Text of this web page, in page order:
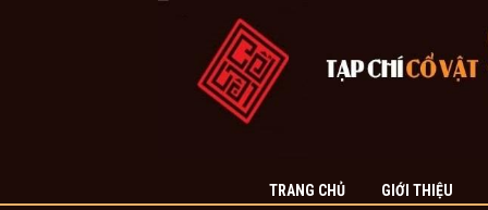
TRANG CHỦ GIỚI THIỆU